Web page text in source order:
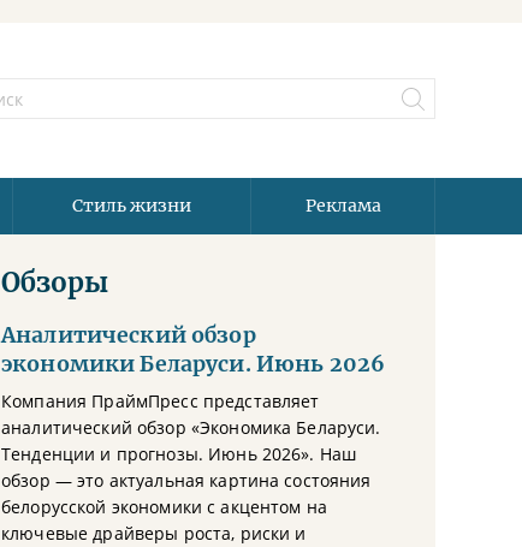
Стиль жизни Реклама
Обзоры
Аналитический обзор
экономики Беларуси. Июнь 2026
Компания ПраймПресс представляет
аналитический обзор «Экономика Беларуси.
Тенденции и прогнозы. Июнь 2026». Наш
обзор — это актуальная картина состояния
белорусской экономики с акцентом на
ключевые драйверы роста, риски и